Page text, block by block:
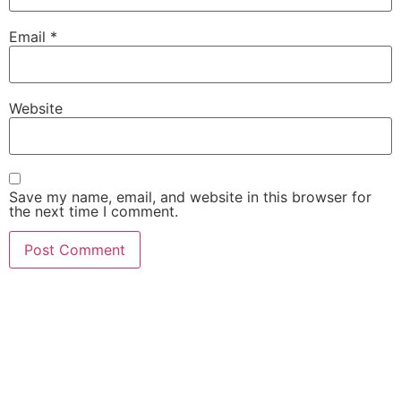
Email *
Website
Save my name, email, and website in this browser for
the next time I comment.